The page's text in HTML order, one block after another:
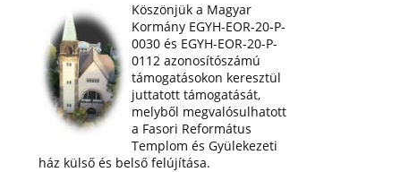
Köszönjük a Magyar
Kormány EGYH-EOR-20-P-
0030 és EGYH-EOR-20-P-
0112 azonosítószámú
támogatásokon keresztül
juttatott támogatását,
melyből megvalósulhatott
a Fasori Református
Templom és Gyülekezeti
ház külső és belső felújítása.